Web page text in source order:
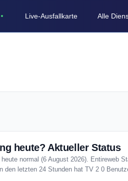
Live-Ausfallkarte Alle
heute? Aktueller Status
normal (6 August 2026). Entireweb
den letzten 24 Stunden hat TV 2 0